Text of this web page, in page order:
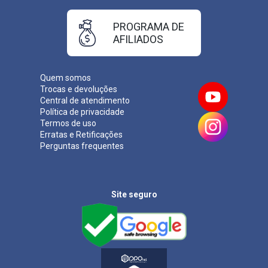
Quem somos
Trocas e devoluções
Central de atendimento
Política de privacidade
Termos de uso
Erratas e Retificações
Perguntas frequentes
PROGRAMA DE
AFILIADOS
Site seguro